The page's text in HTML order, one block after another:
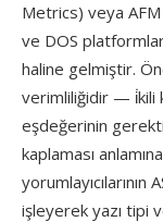
Metrics) veya
ve DOS
haline gelmiştir.
verimliliğidir — i̇kili
eşdeğerinin
kaplaması
işleyerek yazı tipi